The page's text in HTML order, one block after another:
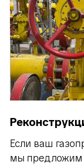
Если ваш
мы предложим